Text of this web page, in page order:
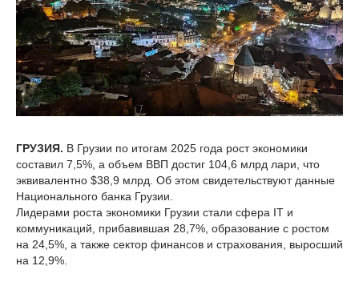
ГРУЗИЯ. В Грузии по итогам 2025 года рост экономики
составил 7,5%, а объем ВВП достиг 104,6 млрд лари, что
эквивалентно $38,9 млрд. Об этом свидетельствуют данные
Национального банка Грузии.
Лидерами роста экономики Грузии стали сфера IT и
коммуникаций, прибавившая 28,7%, образование с ростом
на 24,5%, а также сектор финансов и страхования, выросший
на 12,9%.